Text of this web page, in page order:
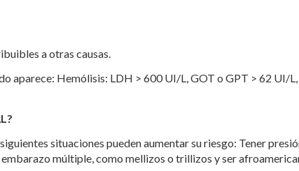
a otras causas.
aparece: Hemólisis: LDH > 600 UI/L, GOT o GPT > 62
situaciones pueden aumentar su riesgo: Tener
múltiple, como mellizos o trillizos y ser